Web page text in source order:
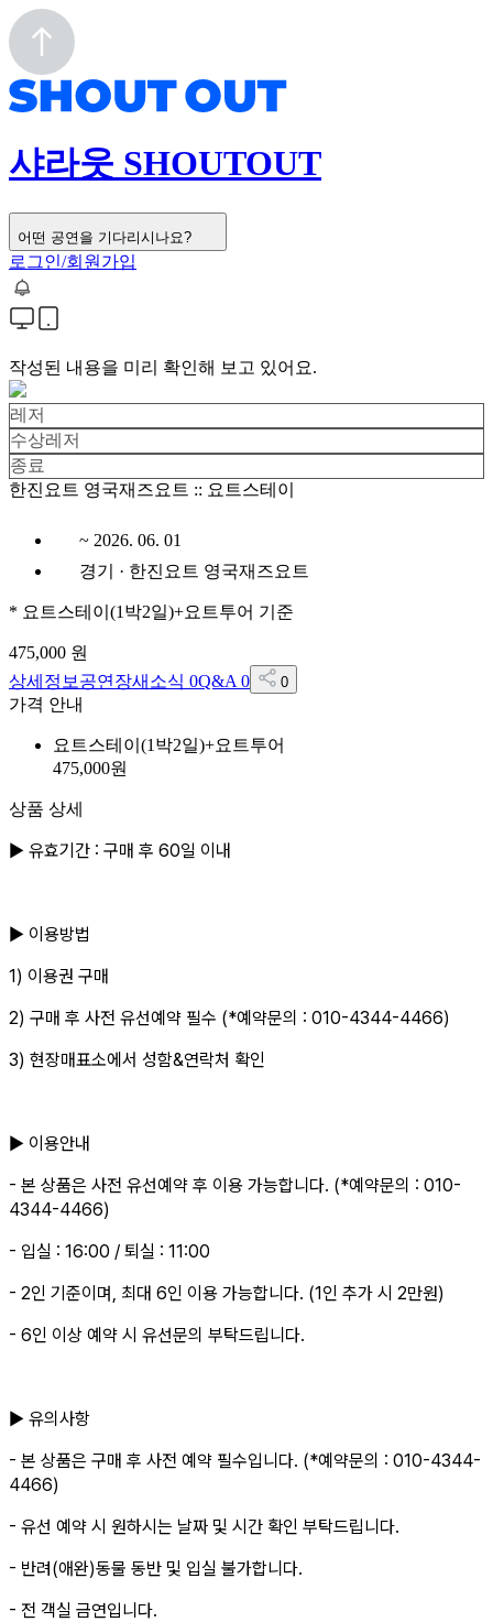
샤라웃 SHOUTOUT
어떤 공연을 기다리시나요?
로그인/회원가입
작성된 내용을 미리 확인해 보고 있어요.
레저
수상레저
종료
한진요트 영국재즈요트 :: 요트스테이
~ 2026. 06. 01
경기 · 한진요트 영국재즈요트
* 요트스테이(1박2일)+요트투어 기준
475,000 원
상세정보 공연장새소식 0Q&A 0 0
가격 안내
요트스테이(1박2일)+요트투어
475,000원
상품 상세
▶ 유효기간 : 구매 후 60일 이내
▶ 이용방법
1) 이용권 구매
2) 구매 후 사전 유선예약 필수 (*예약문의 : 010-4344-4466)
3) 현장매표소에서 성함&연락처 확인
▶ 이용안내
- 본 상품은 사전 유선예약 후 이용 가능합니다. (*예약문의 : 010-
4344-4466)
- 입실 : 16:00 / 퇴실 : 11:00
- 2인 기준이며, 최대 6인 이용 가능합니다. (1인 추가 시 2만원)
- 6인 이상 예약 시 유선문의 부탁드립니다.
▶ 유의사항
- 본 상품은 구매 후 사전 예약 필수입니다. (*예약문의 : 010-4344-
4466)
- 유선 예약 시 원하시는 날짜 및 시간 확인 부탁드립니다.
- 반려(애완)동물 동반 및 입실 불가합니다.
- 전 객실 금연입니다.